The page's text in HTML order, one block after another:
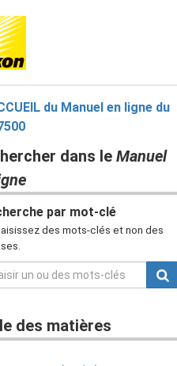
du Manuel en ligne du
dans le Manuel
par mot-clé
des mots-clés et non des
des matières